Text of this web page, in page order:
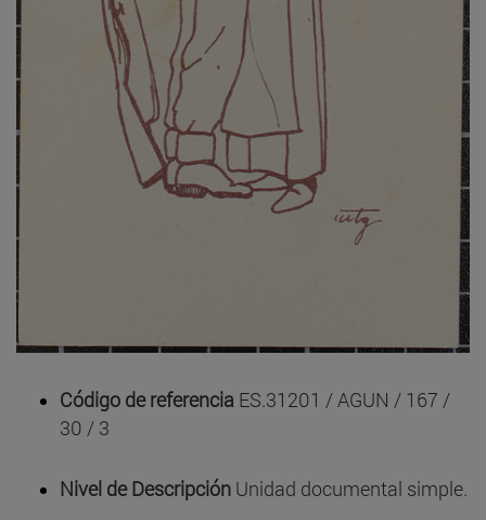
Código de referencia ES.31201 / AGUN / 167 /
30 / 3
Nivel de Descripción Unidad documental simple.